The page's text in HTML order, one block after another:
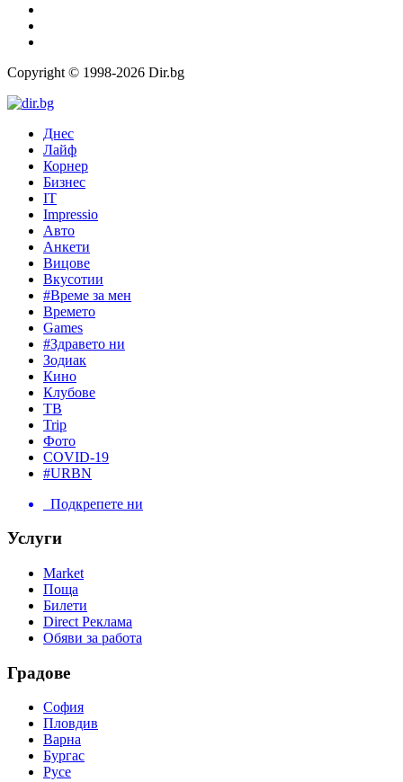
Copyright © 1998-2026 Dir.bg
Днес
Лайф
Корнер
Бизнес
IT
Impressio
Авто
Анкети
Вицове
Вкусотии
#Време за мен
Времето
Games
#Здравето ни
Зодиак
Кино
Клубове
ТВ
Trip
Фото
COVID-19
#URBN
Подкрепете ни
Услуги
Market
Поща
Билети
Direct Реклама
Обяви за работа
Градове
София
Пловдив
Варна
Бургас
Русе